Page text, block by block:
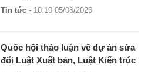
Tin tức - 10:10 05/08/2026
Quốc hội thảo luận về dự án sửa
đổi Luật Xuất bản, Luật Kiến trúc